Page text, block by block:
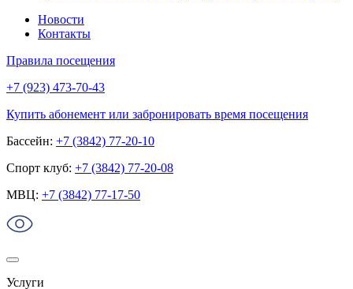
Новости
Контакты
Правила посещения
+7 (923) 473-70-43
Купить абонемент или забронировать время посещения
Бассейн: +7 (3842) 77-20-10
Спорт клуб: +7 (3842) 77-20-08
МВЦ: +7 (3842) 77-17-50
Услуги